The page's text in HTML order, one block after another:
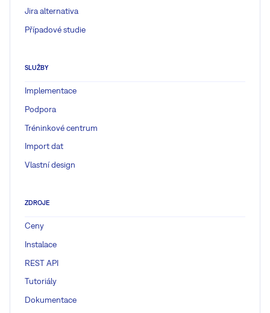
Jira alternativa
Případové studie
SLUŽBY
Implementace
Podpora
Tréninkové centrum
Import dat
Vlastní design
ZDROJE
Ceny
Instalace
REST API
Tutoriály
Dokumentace